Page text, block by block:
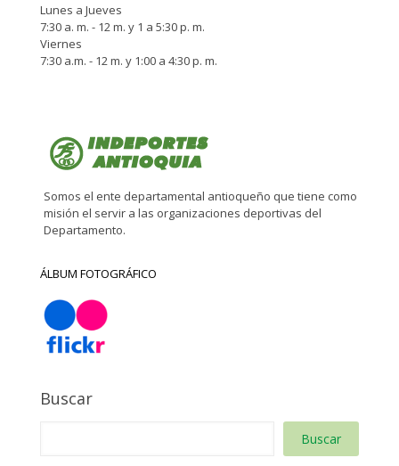
Lunes a Jueves
7:30 a. m. - 12 m. y 1 a 5:30 p. m.
Viernes
7:30 a.m. - 12 m. y 1:00 a 4:30 p. m.
Somos el ente departamental antioqueño que tiene como
misión el servir a las organizaciones deportivas del
Departamento.
ÁLBUM FOTOGRÁFICO
Buscar
Buscar